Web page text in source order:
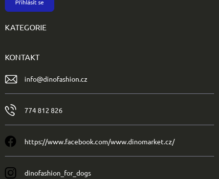
Přihlásit se
KATEGORIE
KONTAKT
info@dinofashion.cz
774 812 826
https://www.facebook.com/www.dinomarket.cz/
dinofashion_for_dogs